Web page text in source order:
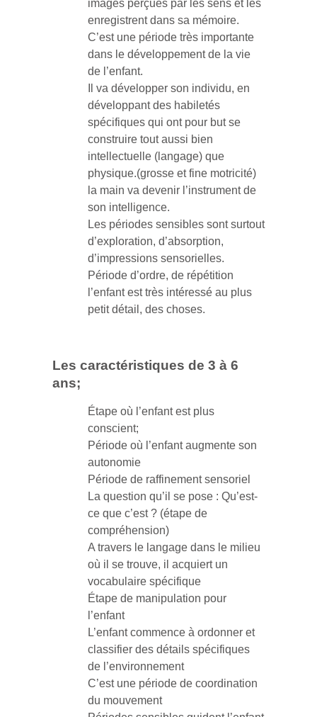
images perçues par les sens et les
enregistrent dans sa mémoire.
C’est une période très importante
dans le développement de la vie
de l’enfant.
Il va développer son individu, en
développant des habiletés
spécifiques qui ont pour but se
construire tout aussi bien
intellectuelle (langage) que
physique.(grosse et fine motricité)
la main va devenir l’instrument de
son intelligence.
Les périodes sensibles sont surtout
d’exploration, d’absorption,
d’impressions sensorielles.
Période d’ordre, de répétition
l’enfant est très intéressé au plus
petit détail, des choses.
Les caractéristiques de 3 à 6
ans;
Étape où l’enfant est plus
conscient;
Période où l’enfant augmente son
autonomie
Période de raffinement sensoriel
La question qu’il se pose : Qu’est-
ce que c’est ? (étape de
compréhension)
A travers le langage dans le milieu
où il se trouve, il acquiert un
vocabulaire spécifique
Étape de manipulation pour
l’enfant
L’enfant commence à ordonner et
classifier des détails spécifiques
de l’environnement
C’est une période de coordination
du mouvement